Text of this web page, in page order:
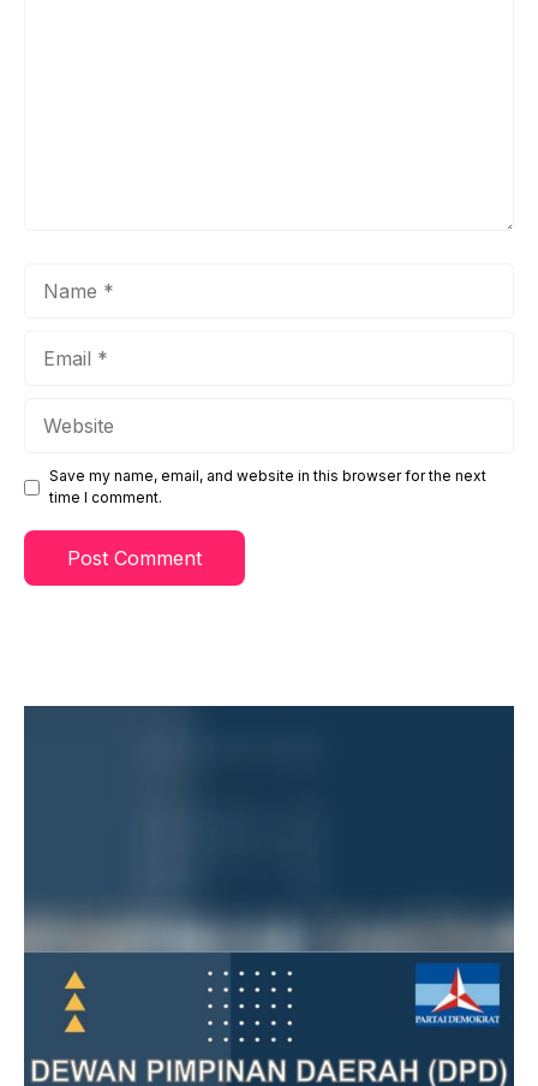
Save my name, email, and website in this browser for the next
time I comment.